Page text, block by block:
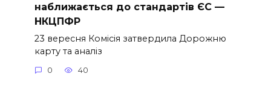
наближається до стандартів ЄС —
НКЦПФР
23 вересня Комісія затвердила Дорожню
карту та аналіз
0 40